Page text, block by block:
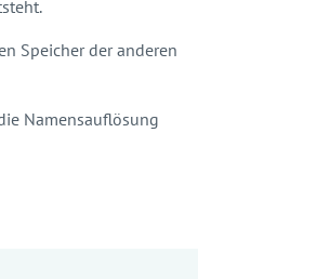
Speicher der anderen
Namensauflösung